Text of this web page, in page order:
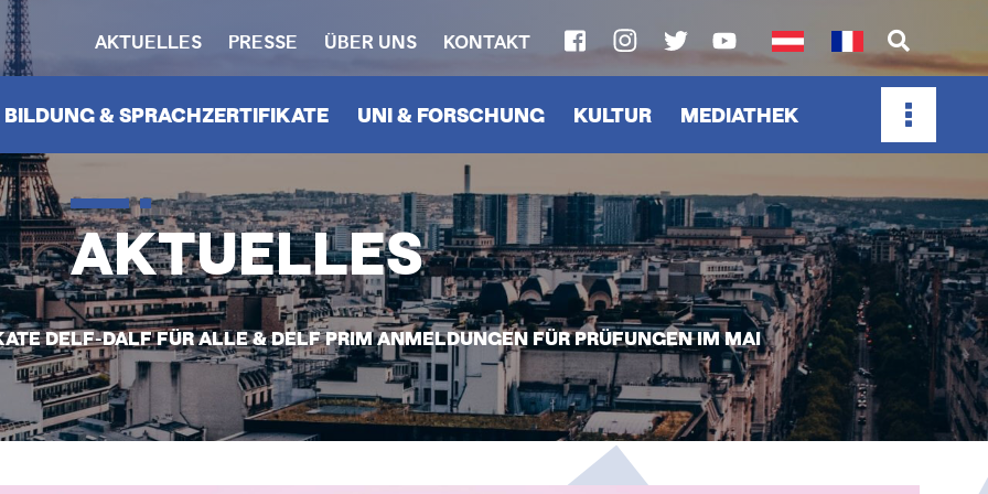
SOCIAL
LINKS
AKTUELLES PRESSE ÜBER UNS KONTAKT
BILDUNG & SPRACHZERTIFIKATE UNI & FORSCHUNG KULTUR MEDIATHEK
AKTUELLES
DELF-DALF FÜR ALLE & DELF PRIM ANMELDUNGEN FÜR PRÜFUNGEN IM MAI